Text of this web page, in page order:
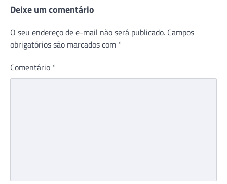
Deixe um comentário
O seu endereço de e-mail não será publicado. Campos
obrigatórios são marcados com *
Comentário *